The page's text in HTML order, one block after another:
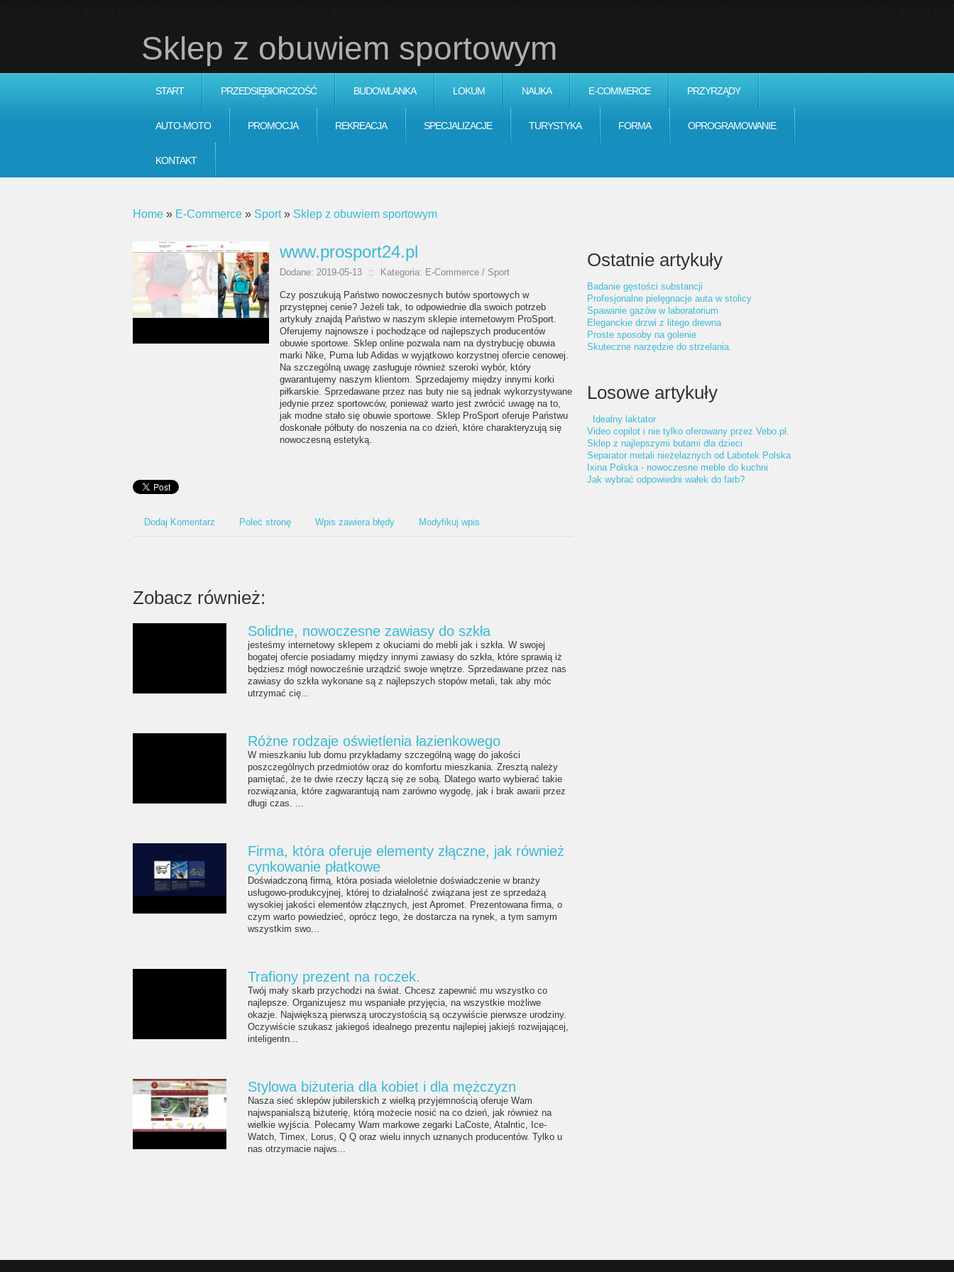
Sklep z obuwiem sportowym
START PRZEDSIĘBIORCZOŚĆ BUDOWLANKA LOKUM NAUKA E-COMMERCE PRZYRZĄDY
AUTO-MOTO PROMOCJA REKREACJA SPECJALIZACJE TURYSTYKA FORMA OPROGRAMOWANIE
KONTAKT
Home » E-Commerce » Sport» Sklep z obuwiem sportowym
www.prosport24.pl
Dodane: 2019-05-13 :: Kategoria: E-Commerce / Sport
Czy poszukują Państwo nowoczesnych butów sportowych w
przystępnej cenie? Jeżeli tak, to odpowiednie dla swoich potrzeb
artykuły znajdą Państwo w naszym sklepie internetowym ProSport.
Oferujemy najnowsze i pochodzące od najlepszych producentów
obuwie sportowe. Sklep online pozwala nam na dystrybucję obuwia
marki Nike, Puma lub Adidas w wyjątkowo korzystnej ofercie cenowej.
Na szczególną uwagę zasługuje również szeroki wybór, który
gwarantujemy naszym klientom. Sprzedajemy między innymi korki
piłkarskie. Sprzedawane przez nas buty nie są jednak wykorzystywane
jedynie przez sportowców, ponieważ warto jest zwrócić uwagę na to,
jak modne stało się obuwie sportowe. Sklep ProSport oferuje Państwu
doskonałe półbuty do noszenia na co dzień, które charakteryzują się
nowoczesną estetyką.
Dodaj Komentarz Poleć stronę Wpis zawiera błędy Modyfikuj wpis
Zobacz również:
Solidne, nowoczesne zawiasy do szkła
jesteśmy internetowy sklepem z okuciami do mebli jak i szkła. W swojej
bogatej ofercie posiadamy między innymi zawiasy do szkła, które sprawią iż
będziesz mógł nowocześnie urządzić swoje wnętrze. Sprzedawane przez nas
zawiasy do szkła wykonane są z najlepszych stopów metali, tak aby móc
utrzymać cię...
Różne rodzaje oświetlenia łazienkowego
W mieszkaniu lub domu przykładamy szczególną wagę do jakości
poszczególnych przedmiotów oraz do komfortu mieszkania. Zresztą należy
pamiętać, że te dwie rzeczy łączą się ze sobą. Dlatego warto wybierać takie
rozwiązania, które zagwarantują nam zarówno wygodę, jak i brak awarii przez
długi czas. ...
Firma, która oferuje elementy złączne, jak również
cynkowanie płatkowe
Doświadczoną firmą, która posiada wieloletnie doświadczenie w branży
usługowo-produkcyjnej, której to działalność związana jest ze sprzedażą
wysokiej jakości elementów złącznych, jest Apromet. Prezentowana firma, o
czym warto powiedzieć, oprócz tego, że dostarcza na rynek, a tym samym
wszystkim swo...
Trafiony prezent na roczek.
Twój mały skarb przychodzi na świat. Chcesz zapewnić mu wszystko co
najlepsze. Organizujesz mu wspaniałe przyjęcia, na wszystkie możliwe
okazje. Największą pierwszą uroczystością są oczywiście pierwsze urodziny.
Oczywiście szukasz jakiegoś idealnego prezentu najlepiej jakiejś rozwijającej,
inteligentn...
Stylowa biżuteria dla kobiet i dla mężczyzn
Nasza sieć sklepów jubilerskich z wielką przyjemnością oferuje Wam
najwspanialszą biżuterię, którą możecie nosić na co dzień, jak również na
wielkie wyjścia. Polecamy Wam markowe zegarki LaCoste, Atalntic, Ice-
Watch, Timex, Lorus, Q Q oraz wielu innych uznanych producentów. Tylko u
nas otrzymacie najws...
Ostatnie artykuły
Badanie gęstości substancji
Profesjonalne pielęgnacje auta w stolicy
Spawanie gazów w laboratorium
Eleganckie drzwi z litego drewna
Proste sposoby na golenie
Skuteczne narzędzie do strzelania.
Losowe artykuły
Idealny laktator
Video copilot i nie tylko oferowany przez Vebo.pl.
Sklep z najlepszymi butami dla dzieci
Separator metali nieżelaznych od Labotek Polska
Ixina Polska - nowoczesne meble do kuchni
Jak wybrać odpowiedni wałek do farb?